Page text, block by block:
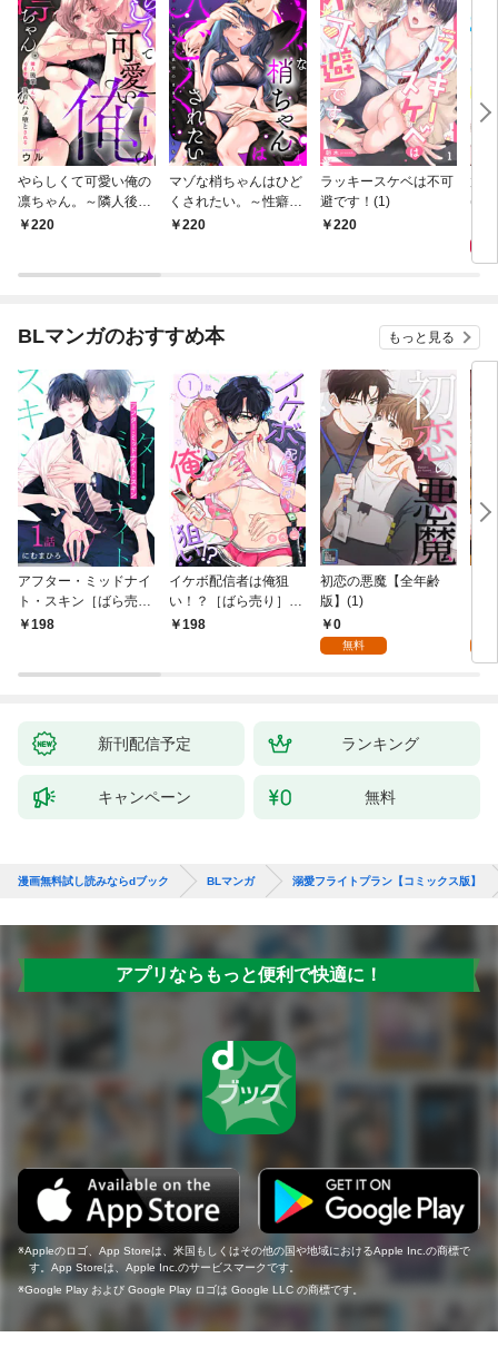
やらしくて可愛い俺の
凛ちゃん。～隣人後輩
くんのイキすぎた執着
220
マゾな梢ちゃんはひど
くされたい。～性癖マ
ッチした後輩と欲望の
220
ラッキースケベは不可
避です！(1)
220
放
(1)
BLマンガのおすすめ本 もっと見る
アフター・ミッドナイ
ト・スキン［ばら売
り］ 第1話
198
イケボ配信者は俺狙
い！？［ばら売り］
第1話
198
初恋の悪魔【全年齢
版】(1)
0
無料
新刊配信予定 ランキング
キャンペーン 無料
漫画無料試し読みならdブック BLマンガ 溺愛フライトプラン【コミックス版】
アプリならもっと便利で快適に！
Appleのロゴ、App Storeは、米国もしくはその他の国や地域におけるApple Inc.の商標で
す。App Storeは、Apple Inc.のサービスマークです。
Google Play および Google Play ロゴは Google LLC の商標です。